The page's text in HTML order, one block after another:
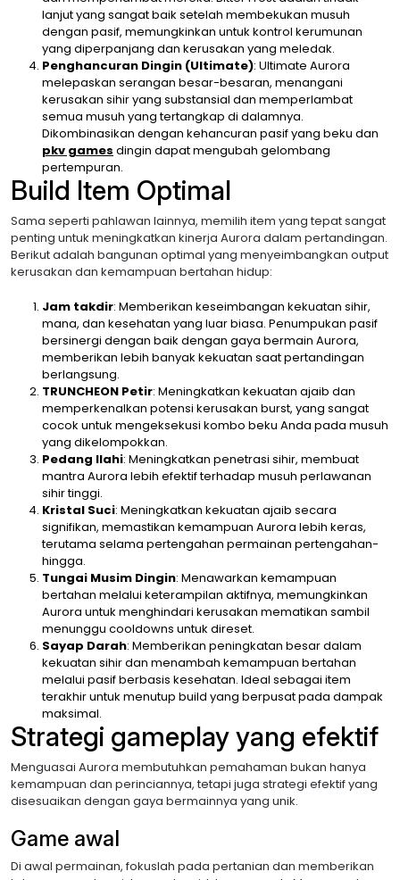
lanjut yang sangat baik setelah membekukan musuh
dengan pasif, memungkinkan untuk kontrol kerumunan
yang diperpanjang dan kerusakan yang meledak.
Penghancuran Dingin (Ultimate): Ultimate Aurora
melepaskan serangan besar-besaran, menangani
kerusakan sihir yang substansial dan memperlambat
semua musuh yang tertangkap di dalamnya.
Dikombinasikan dengan kehancuran pasif yang beku dan
pkv games dingin dapat mengubah gelombang
pertempuran.
Build Item Optimal
Sama seperti pahlawan lainnya, memilih item yang tepat sangat
penting untuk meningkatkan kinerja Aurora dalam pertandingan.
Berikut adalah bangunan optimal yang menyeimbangkan output
kerusakan dan kemampuan bertahan hidup:
Jam takdir: Memberikan keseimbangan kekuatan sihir,
mana, dan kesehatan yang luar biasa. Penumpukan pasif
bersinergi dengan baik dengan gaya bermain Aurora,
memberikan lebih banyak kekuatan saat pertandingan
berlangsung.
TRUNCHEON Petir: Meningkatkan kekuatan ajaib dan
memperkenalkan potensi kerusakan burst, yang sangat
cocok untuk mengeksekusi kombo beku Anda pada musuh
yang dikelompokkan.
Pedang Ilahi: Meningkatkan penetrasi sihir, membuat
mantra Aurora lebih efektif terhadap musuh perlawanan
sihir tinggi.
Kristal Suci: Meningkatkan kekuatan ajaib secara
signifikan, memastikan kemampuan Aurora lebih keras,
terutama selama pertengahan permainan pertengahan-
hingga.
Tungai Musim Dingin: Menawarkan kemampuan
bertahan melalui keterampilan aktifnya, memungkinkan
Aurora untuk menghindari kerusakan mematikan sambil
menunggu cooldowns untuk direset.
Sayap Darah: Memberikan peningkatan besar dalam
kekuatan sihir dan menambah kemampuan bertahan
melalui pasif berbasis kesehatan. Ideal sebagai item
terakhir untuk menutup build yang berpusat pada dampak
maksimal.
Strategi gameplay yang efektif
Menguasai Aurora membutuhkan pemahaman bukan hanya
kemampuan dan perinciannya, tetapi juga strategi efektif yang
disesuaikan dengan gaya bermainnya yang unik.
Game awal
Di awal permainan, fokuslah pada pertanian dan memberikan